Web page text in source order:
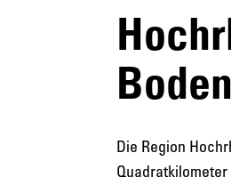
Die Region